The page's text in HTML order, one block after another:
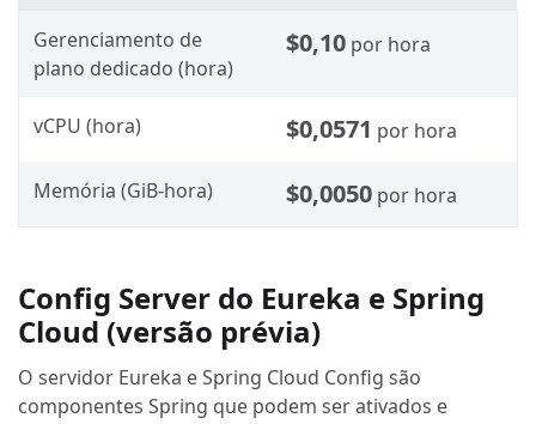
Gerenciamento de
plano dedicado (hora)
$0,10 por hora
vCPU (hora) $0,0571 por hora
Memória (GiB-hora) $0,0050 por hora
Config Server do Eureka e Spring
Cloud (versão prévia)
O servidor Eureka e Spring Cloud Config são
componentes Spring que podem ser ativados e